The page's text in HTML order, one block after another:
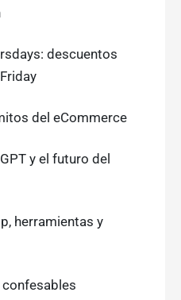
descuentos
del eCommerce
y el futuro del
herramientas y